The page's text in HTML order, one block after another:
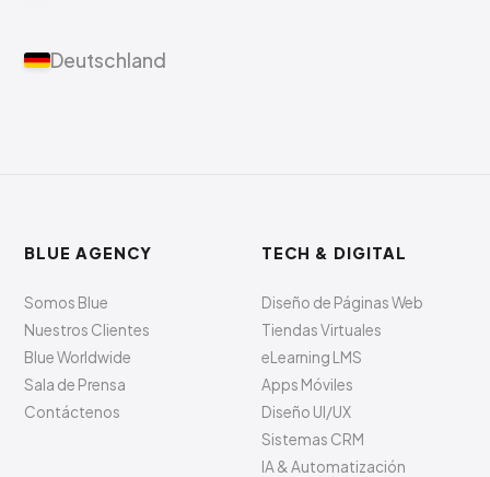
Deutschland
BLUE AGENCY
Somos Blue
Nuestros Clientes
Blue Worldwide
Sala de Prensa
Contáctenos
TECH & DIGITAL
Diseño de Páginas Web
Tiendas Virtuales
eLearning LMS
Apps Móviles
Diseño UI/UX
Sistemas CRM
IA & Automatización